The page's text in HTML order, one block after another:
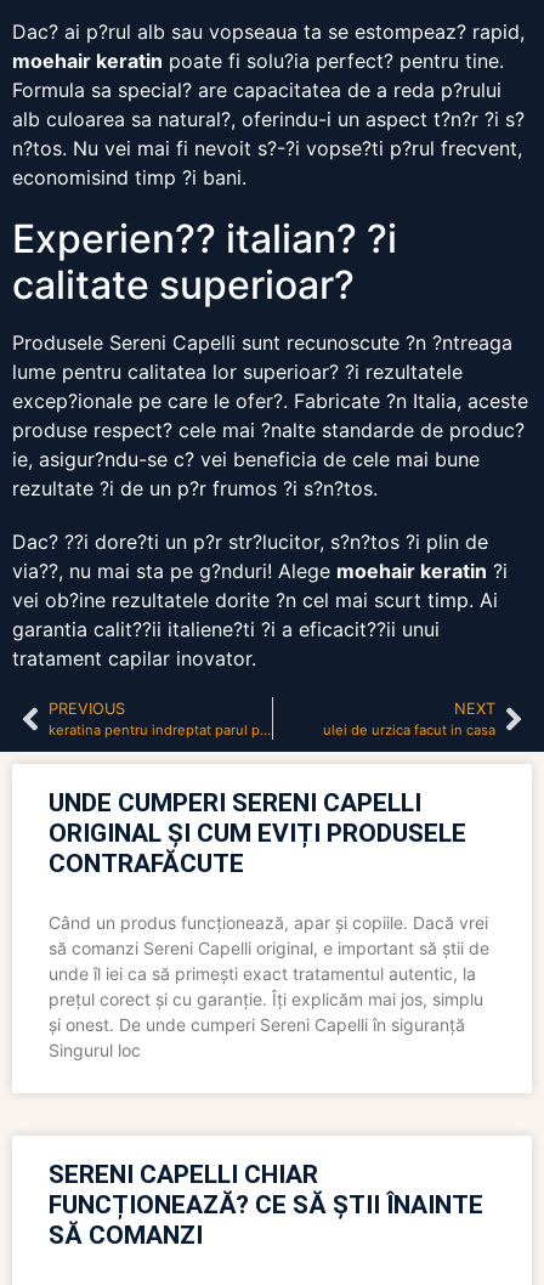
Dac? ai p?rul alb sau vopseaua ta se estompeaz? rapid,
moehair keratin poate fi solu?ia perfect? pentru tine.
Formula sa special? are capacitatea de a reda p?rului
alb culoarea sa natural?, oferindu-i un aspect t?n?r ?i s?
n?tos. Nu vei mai fi nevoit s?-?i vopse?ti p?rul frecvent,
economisind timp ?i bani.
Experien?? italian? ?i
calitate superioar?
Produsele Sereni Capelli sunt recunoscute ?n ?ntreaga
lume pentru calitatea lor superioar? ?i rezultatele
excep?ionale pe care le ofer?. Fabricate ?n Italia, aceste
produse respect? cele mai ?nalte standarde de produc?
ie, asigur?ndu-se c? vei beneficia de cele mai bune
rezultate ?i de un p?r frumos ?i s?n?tos.
Dac? ??i dore?ti un p?r str?lucitor, s?n?tos ?i plin de
via??, nu mai sta pe g?nduri! Alege moehair keratin ?i
vei ob?ine rezultatele dorite ?n cel mai scurt timp. Ai
garantia calit??ii italiene?ti ?i a eficacit??ii unui
tratament capilar inovator.
PREVIOUS
keratina pentru indreptat parul pret
NEXT
ulei de urzica facut in casa
UNDE CUMPERI SERENI CAPELLI
ORIGINAL ȘI CUM EVIȚI PRODUSELE
CONTRAFĂCUTE
Când un produs funcționează, apar și copiile. Dacă vrei
să comanzi Sereni Capelli original, e important să știi de
unde îl iei ca să primești exact tratamentul autentic, la
prețul corect și cu garanție. Îți explicăm mai jos, simplu
și onest. De unde cumperi Sereni Capelli în siguranță
Singurul loc
SERENI CAPELLI CHIAR
FUNCȚIONEAZĂ? CE SĂ ȘTII ÎNAINTE
SĂ COMANZI